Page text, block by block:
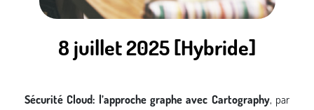
8 juillet 2025 [Hybride]
Sécurité Cloud: l’approche graphe avec Cartography, par